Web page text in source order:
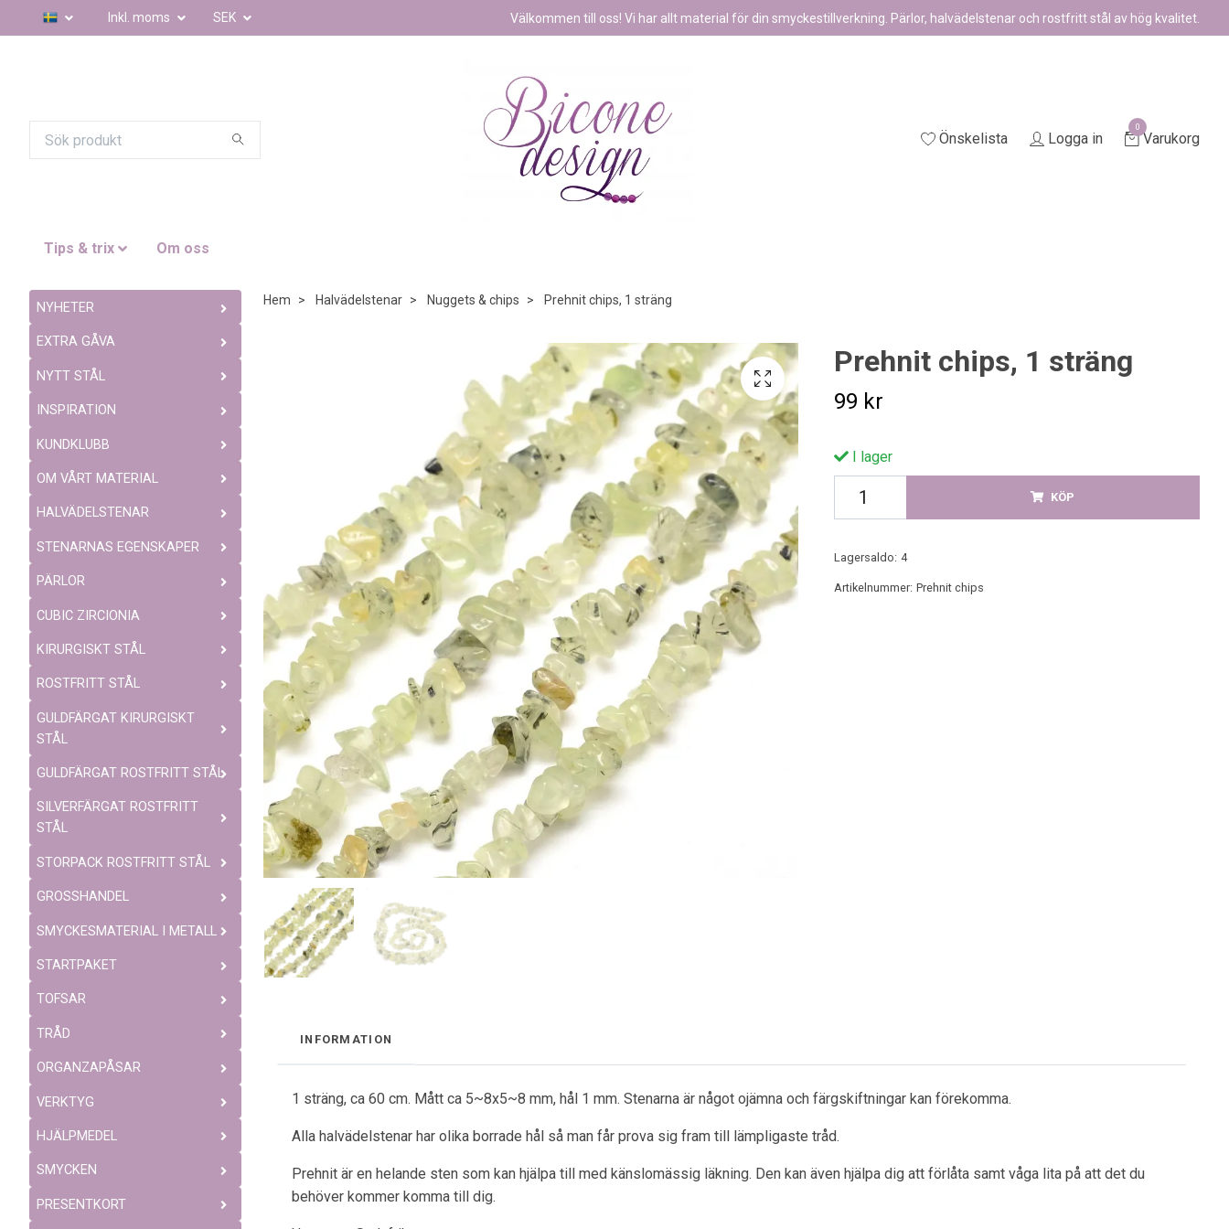
Inkl. moms SEK Välkommen till oss! Vi har allt material för din smyckestillverkning. Pärlor, halvädelstenar och rostfritt stål av hög kvalitet.
Önskelista Logga in
0
Varukorg
Tips & trix Om oss
NYHETER
EXTRA GÅVA
NYTT STÅL
INSPIRATION
KUNDKLUBB
OM VÅRT MATERIAL
HALVÄDELSTENAR
STENARNAS EGENSKAPER
PÄRLOR
CUBIC ZIRCIONIA
KIRURGISKT STÅL
ROSTFRITT STÅL
GULDFÄRGAT KIRURGISKT
STÅL
GULDFÄRGAT ROSTFRITT STÅL
SILVERFÄRGAT ROSTFRITT
STÅL
STORPACK ROSTFRITT STÅL
GROSSHANDEL
SMYCKESMATERIAL I METALL
STARTPAKET
TOFSAR
TRÅD
ORGANZAPÅSAR
VERKTYG
HJÄLPMEDEL
SMYCKEN
PRESENTKORT
Hem Halvädelstenar Nuggets & chips Prehnit chips, 1 sträng
Prehnit chips, 1 sträng
99 kr
I lager
KÖP
Lagersaldo: 4
Artikelnummer: Prehnit chips
INFORMATION
1 sträng, ca 60 cm. Mått ca 5~8x5~8 mm, hål 1 mm. Stenarna är något ojämna och färgskiftningar kan förekomma.
Alla halvädelstenar har olika borrade hål så man får prova sig fram till lämpligaste tråd.
Prehnit är en helande sten som kan hjälpa till med känslomässig läkning. Den kan även hjälpa dig att förlåta samt våga lita på att det du
behöver kommer komma till dig.